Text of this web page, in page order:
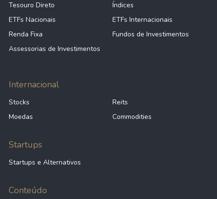
Tesouro Direto
Índices
ETFs Nacionais
ETFs Internacionais
Renda Fixa
Fundos de Investimentos
Assessorias de Investimentos
Internacional
Stocks
Reits
Moedas
Commodities
Startups
Startups e Alternativos
Conteúdo